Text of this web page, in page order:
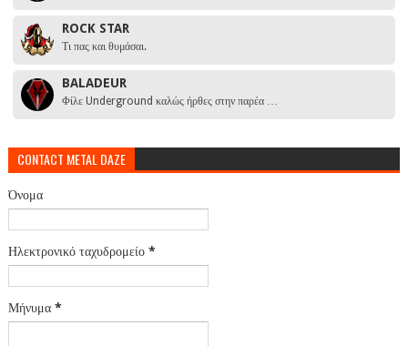
ROCK STAR
Τι πας και θυμάσαι.
BALADEUR
Φίλε Underground καλώς ήρθες στην παρέα …
CONTACT METAL DAZE
Όνομα
Ηλεκτρονικό ταχυδρομείο *
Μήνυμα *